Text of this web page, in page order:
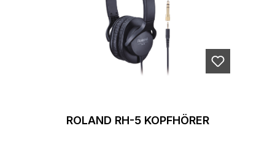
ROLAND RH-5 KOPFHÖRER